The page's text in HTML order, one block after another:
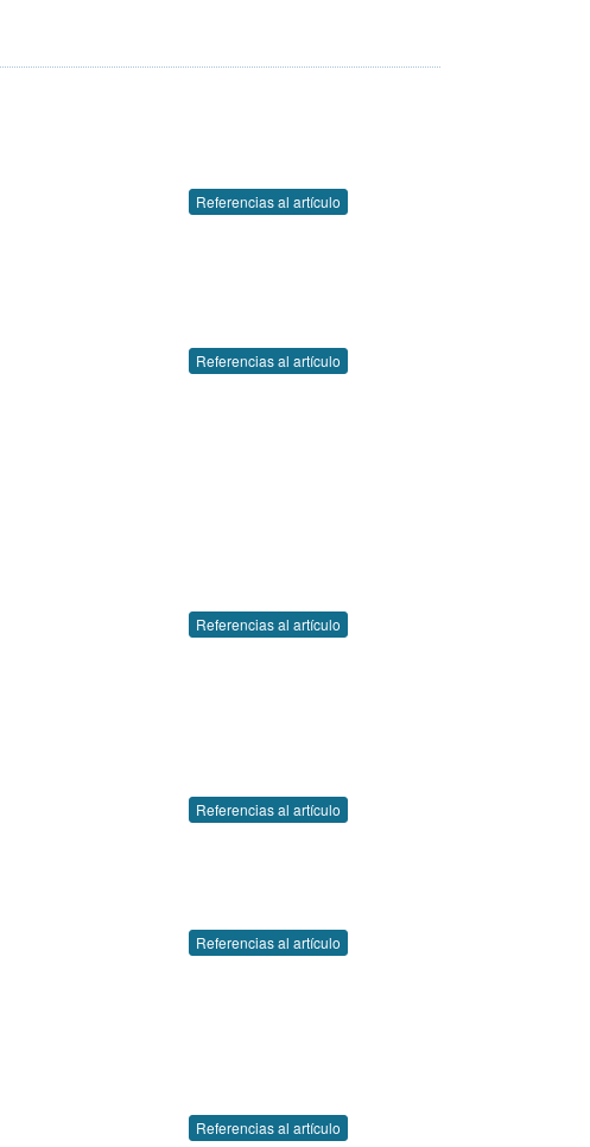
Referencias al artículo
Referencias al artículo
Referencias al artículo
Referencias al artículo
Referencias al artículo
Referencias al artículo